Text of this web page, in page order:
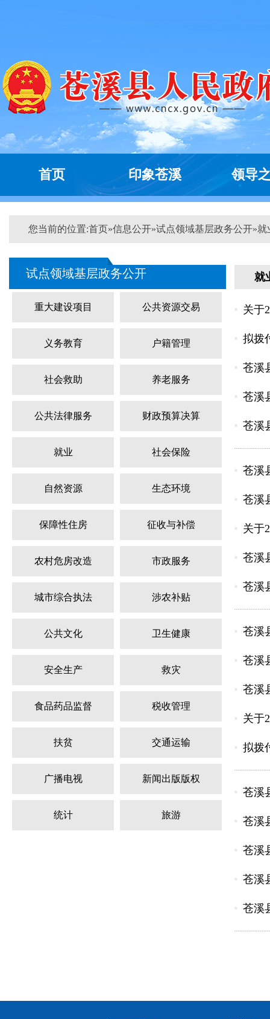
首页 印象苍溪 领导
您当前的位置:首页»信息公开»试点领域基层政务公开»就
试点领域基层政务公开
重大建设项目 公共资源交易
义务教育 户籍管理
社会救助 养老服务
公共法律服务 财政预算决算
就业 社会保险
自然资源 生态环境
保障性住房 征收与补偿
农村危房改造 市政服务
城市综合执法 涉农补贴
公共文化 卫生健康
安全生产 救灾
食品药品监督 税收管理
扶贫 交通运输
广播电视 新闻出版版权
统计 旅游
就
关于
拟拨
苍溪
苍溪
苍溪
苍溪
苍溪
关于
苍溪
苍溪
苍溪
苍溪
苍溪
关于
拟拨
苍溪
苍溪
苍溪
苍溪
苍溪